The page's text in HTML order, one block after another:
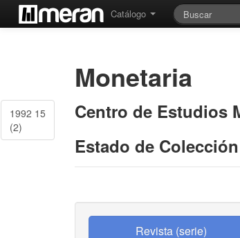
Catálogo
1992 15
(2)
Monetaria
Centro de Estudios
Estado de Colección